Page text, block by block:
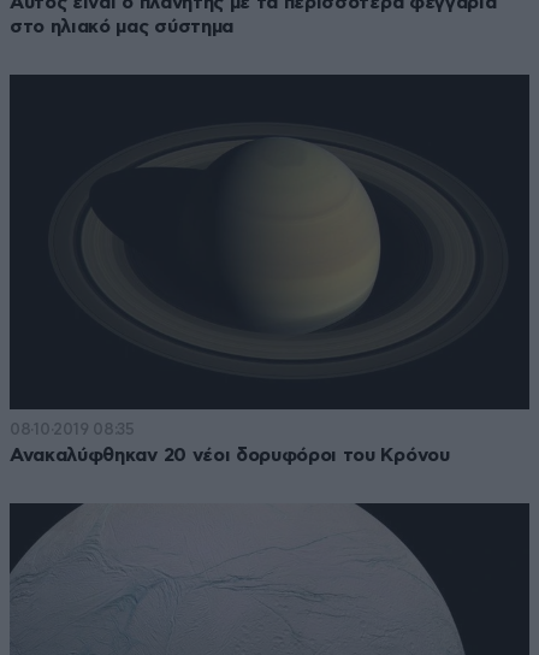
στο ηλιακό μας σύστημα
08·10·2019 08:35
Ανακαλύφθηκαν 20 νέοι δορυφόροι του Κρόνου